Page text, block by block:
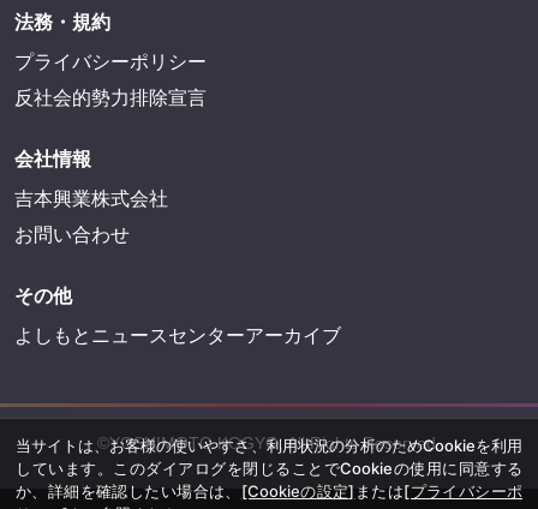
法務・規約
プライバシーポリシー
反社会的勢力排除宣言
会社情報
吉本興業株式会社
お問い合わせ
その他
よしもとニュースセンターアーカイブ
©YOSHIMOTO KOGYO, All Rights Reserved.
当サイトは、お客様の使いやすさ、利用状況の分析のためCookieを利用
しています。このダイアログを閉じることでCookieの使用に同意する
か、詳細を確認したい場合は、 [Cookieの設定] または[プライバシーポ